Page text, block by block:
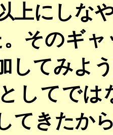
上にしな
そのギ
してみよ
してでは
てきたか